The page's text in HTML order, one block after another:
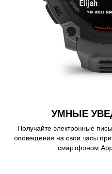
УМНЫЕ
Получайте электронные
оповещения на свои часы
смартфоном